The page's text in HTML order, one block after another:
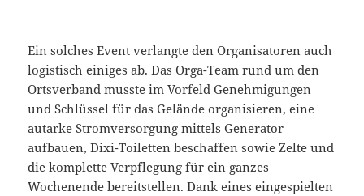
Ein solches Event verlangte den Organisatoren auch
logistisch einiges ab. Das Orga-Team rund um den
Ortsverband musste im Vorfeld Genehmigungen
und Schlüssel für das Gelände organisieren, eine
autarke Stromversorgung mittels Generator
aufbauen, Dixi-Toiletten beschaffen sowie Zelte und
die komplette Verpflegung für ein ganzes
Wochenende bereitstellen. Dank eines eingespielten